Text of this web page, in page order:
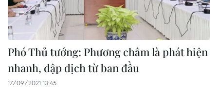
Phó Thủ tướng: Phương châm là phát hiện
nhanh, dập dịch từ ban đầu
17/09/2021 13:45